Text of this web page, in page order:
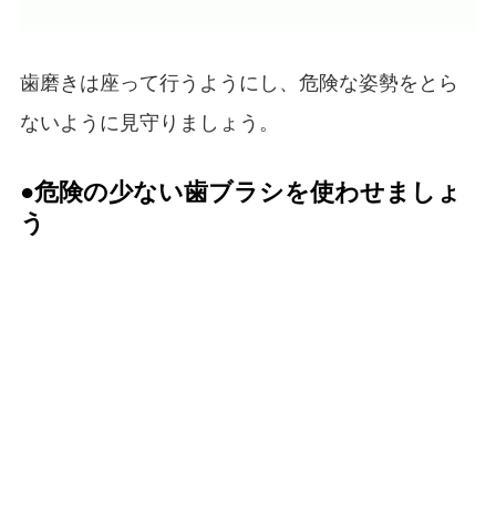
歯磨きは座って行うようにし、危険な姿勢をとら
ないように見守りましょう。
●危険の少ない歯ブラシを使わせましょ
う